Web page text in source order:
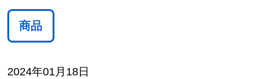
商品
2024年01月18日